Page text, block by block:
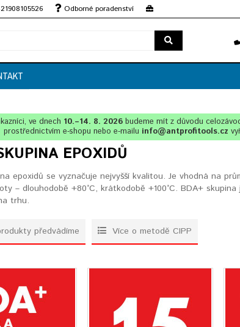
Odborné poradenství
ve dnech 10.–14. 8. 2026budeme mít z důvodu
prostřednictvím e-shopu nebo e-mailu info@antprofitools.cz
EPOXIDŮ
epoxidů se vyznačuje nejvyšší kvalitou. Je vhodná na
– dlouhodobě +80°C, krátkodobě +100°C. BDA+
trhu.
předvádíme Více o metodě CIPP